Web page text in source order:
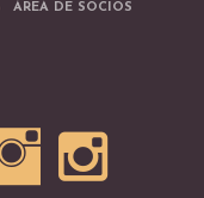
ÁREA DE SOCIOS